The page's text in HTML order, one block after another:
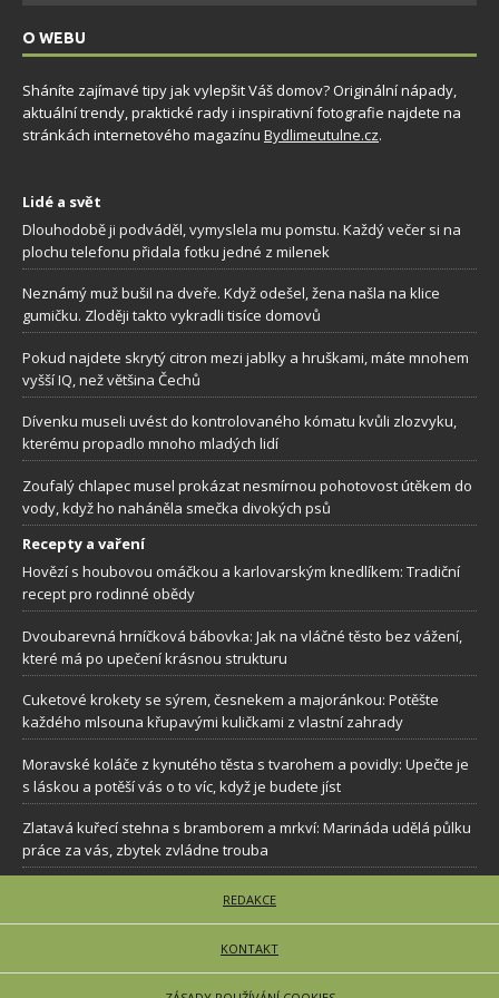
O WEBU
Sháníte zajímavé tipy jak vylepšit Váš domov? Originální nápady,
aktuální trendy, praktické rady i inspirativní fotografie najdete na
stránkách internetového magazínu Bydlimeutulne.cz.
Lidé a svět
Dlouhodobě ji podváděl, vymyslela mu pomstu. Každý večer si na
plochu telefonu přidala fotku jedné z milenek
Neznámý muž bušil na dveře. Když odešel, žena našla na klice
gumičku. Zloději takto vykradli tisíce domovů
Pokud najdete skrytý citron mezi jablky a hruškami, máte mnohem
vyšší IQ, než většina Čechů
Dívenku museli uvést do kontrolovaného kómatu kvůli zlozvyku,
kterému propadlo mnoho mladých lidí
Zoufalý chlapec musel prokázat nesmírnou pohotovost útěkem do
vody, když ho naháněla smečka divokých psů
Recepty a vaření
Hovězí s houbovou omáčkou a karlovarským knedlíkem: Tradiční
recept pro rodinné obědy
Dvoubarevná hrníčková bábovka: Jak na vláčné těsto bez vážení,
které má po upečení krásnou strukturu
Cuketové krokety se sýrem, česnekem a majoránkou: Potěšte
každého mlsouna křupavými kuličkami z vlastní zahrady
Moravské koláče z kynutého těsta s tvarohem a povidly: Upečte je
s láskou a potěší vás o to víc, když je budete jíst
Zlatavá kuřecí stehna s bramborem a mrkví: Marináda udělá půlku
práce za vás, zbytek zvládne trouba
REDAKCE
KONTAKT